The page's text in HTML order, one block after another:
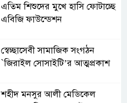
এতিম শিশুদের মুখে হাসি ফোটাচ্ছে
এবিজি ফাউন্ডেশন
স্বেচ্ছাসেবী সামাজিক সংগঠন
`জিরাইল সোসাইটি’র আত্মপ্রকাশ
শহীদ মনসুর আলী মেডিকেল